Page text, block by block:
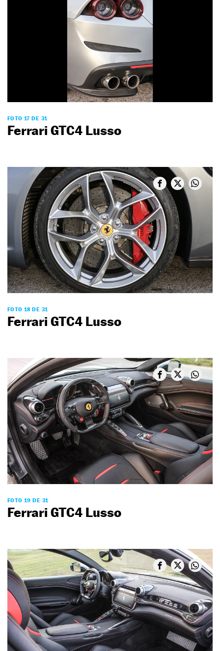
FOTO 17 DE 31
Ferrari GTC4 Lusso
FOTO 18 DE 31
Ferrari GTC4 Lusso
FOTO 19 DE 31
Ferrari GTC4 Lusso